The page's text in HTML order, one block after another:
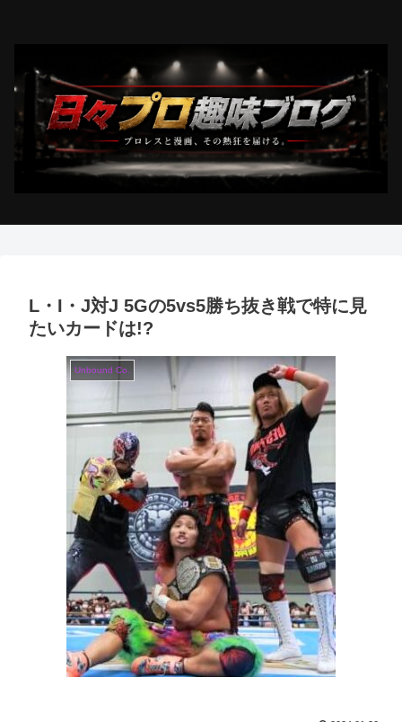
L・I・J対J 5Gの5vs5勝ち抜き戦で特に見
たいカードは!?
Unbound Co.